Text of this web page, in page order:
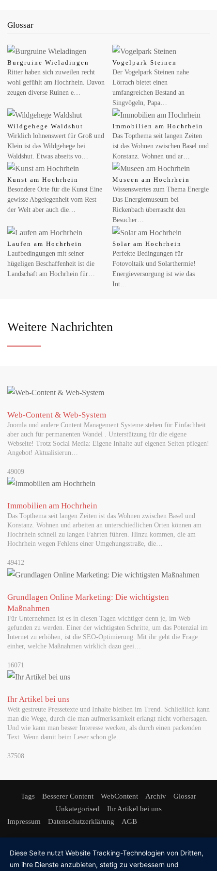
MAI 26, 2026
EuroJackpot online immer mehr Aufmerksamkeit
erhält
Lotterien haben über viele Jahre nur national funktioniert und
überschreiten jetzt zunehmend die Landesgrenzen.
Mehrländerlotterien aus…
JUNI 02, 2026
Werbung für Sportwetten: Dauerpräsenz im Fußball
gefährdet vulnerable Gruppen
Forschende warnen vor Normalisierung von Glücksspiel im
Fußball Glücksspielwerbung gehört im Profifußball inzwischen
zum Normalzustand –…
Glossar
Burgruine Wieladingen
Ritter haben sich zuweilen recht
wohl gefühlt am Hochrhein. Davon
zeugen diverse Ruinen e…
Vogelpark Steinen
Der Vogelpark Steinen nahe
Lörrach bietet einen
umfangreichen Bestand an
Singvögeln, Papa…
Wildgehege Waldshut
Wirklich lohnenswert für Groß und
Klein ist das Wildgehege bei
Waldshut. Etwas abseits vo…
Immobilien am Hochrhein
Das Topthema seit langen Zeiten
ist das Wohnen zwischen Basel und
Konstanz. Wohnen und ar…
Kunst am Hochrhein
Besondere Orte für die Kunst Eine
gewisse Abgelegenheit vom Rest
der Welt aber auch die…
Museen am Hochrhein
Wissenswertes zum Thema Energie
Das Energiemuseum bei
Rickenbach überrascht den
Besucher…
Laufen am Hochrhein
Laufbedingungen mit seiner
hügeligen Beschaffenheit ist die
Landschaft am Hochrhein für…
Solar am Hochrhein
Perfekte Bedingungen für
Fotovoltaik und Solarthermie!
Energieversorgung ist wie das
Int…
Weitere Nachrichten
Web-Content & Web-System
Joomla und andere Content Management Systeme stehen für Einfachheit
aber auch für permanenten Wandel . Unterstützung für die eigene
Webseite! Trotz Social Media: Eigene Inhalte auf eigenen Seiten pflegen!
Angebot! Aktualisierun…
49009
Immobilien am Hochrhein
Das Topthema seit langen Zeiten ist das Wohnen zwischen Basel und
Konstanz. Wohnen und arbeiten an unterschiedlichen Orten können am
Hochrhein schnell zu langen Fahrten führen. Hinzu kommen, die am
Hochrhein wegen Fehlens einer Umgehungsstraße, die…
49412
Grundlagen Online Marketing: Die wichtigsten
Maßnahmen
Für Unternehmen ist es in diesen Tagen wichtiger denn je, im Web
gefunden zu werden. Einer der wichtigsten Schritte, um das Potenzial im
Internet zu erhöhen, ist die SEO-Optimierung. Mit ihr geht die Frage
einher, welche Maßnahmen wirklich dazu geei…
16071
Ihr Artikel bei uns
Weit gestreute Pressetexte und Inhalte bleiben im Trend. Schließlich kann
man die Wege, durch die man aufmerksamkeit erlangt nicht vorhersagen.
Und wie kann man besser Interesse wecken, als durch einen packenden
Text. Wenn damit beim Leser schon gle…
37508
Tags Besserer Content WebContent Archiv
Glossar
Unkategorised
Ihr Artikel bei uns
Impressum
Datenschutzerklärung AGB
Diese Seite nutzt Website Tracking-Technologien von Dritten,
um ihre Dienste anzubieten, stetig zu verbessern und